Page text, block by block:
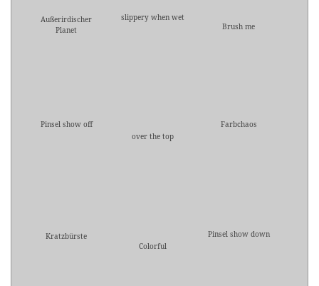
Außerirdischer
Planet
slippery when wet
Brush me
Pinsel show off
over the top
Farbchaos
Kratzbürste
Colorful
Pinsel show down